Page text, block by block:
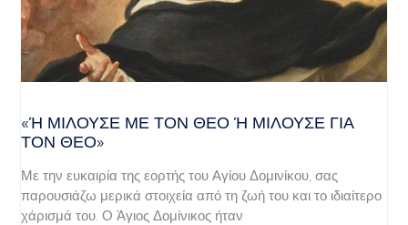
«Ή ΜΙΛΟΎΣΕ ΜΕ ΤΟΝ ΘΕΌ Ή ΜΙΛΟΎΣΕ ΓΙΑ ΤΟ
Ν ΘΕΌ»
Με την ευκαιρία της εορτής του Αγίου Δομινίκου, σας
παρουσιάζω μερικά στοιχεία από τη ζωή του και το ιδιαίτερο
χάρισμά του. Ο Άγιος Δομίνικος ήταν